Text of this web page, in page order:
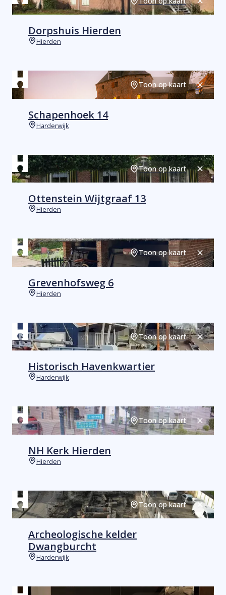
Sluiten
Dorpshuis Hierden
Hierden
Toon op kaart Sluiten
Schapenhoek 14
Harderwijk
Toon op kaart Sluiten
Ottenstein Wijtgraaf 13
Hierden
Toon op kaart Sluiten
Grevenhofsweg 6
Hierden
Toon op kaart Sluiten
Historisch Havenkwartier
Harderwijk
Toon op kaart Sluiten
NH Kerk Hierden
Hierden
Toon op kaart Sluiten
Archeologische kelder
Dwangburcht
Harderwijk